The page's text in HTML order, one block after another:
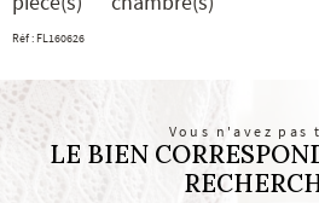
Réf : FL160626
Vous n'avez pas
LE BIEN